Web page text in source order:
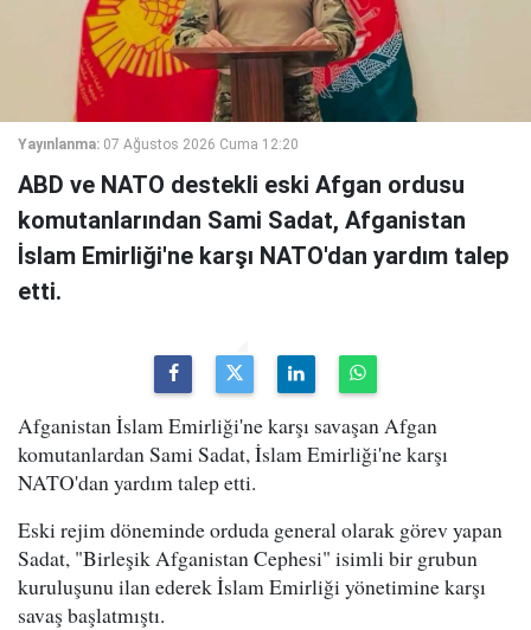
Yayınlanma: 07 Ağustos 2026 Cuma 12:20
ABD ve NATO destekli eski Afgan ordusu
komutanlarından Sami Sadat, Afganistan
İslam Emirliği'ne karşı NATO'dan yardım talep
etti.
Afganistan İslam Emirliği'ne karşı savaşan Afgan
komutanlardan Sami Sadat, İslam Emirliği'ne karşı
NATO'dan yardım talep etti.
Eski rejim döneminde orduda general olarak görev yapan
Sadat, "Birleşik Afganistan Cephesi" isimli bir grubun
kuruluşunu ilan ederek İslam Emirliği yönetimine karşı
savaş başlatmıştı.